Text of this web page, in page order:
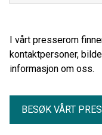
I vårt presserom
kontaktpersoner,
informasjon om oss.
BESØK VÅRT